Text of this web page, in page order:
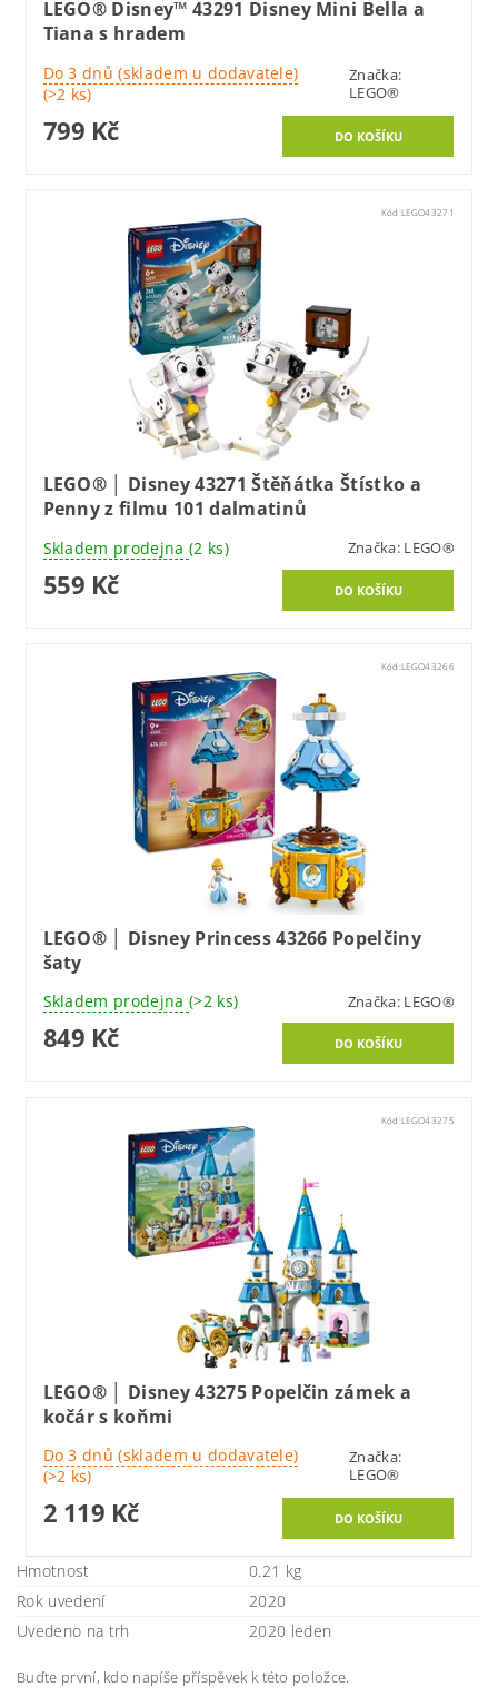
LEGO® Disney™ 43291 Disney Mini Bella a
Tiana s hradem
Do 3 dnů (skladem u dodavatele)
(>2 ks)
Značka:
LEGO®
799 Kč
Kód:LEGO43271
LEGO® │ Disney 43271 Štěňátka Štístko a
Penny z filmu 101 dalmatinů
Skladem prodejna (2 ks) Značka: LEGO®
559 Kč
Kód:LEGO43266
LEGO® │ Disney Princess 43266 Popelčiny
šaty
Skladem prodejna (>2 ks) Značka: LEGO®
849 Kč
Kód:LEGO43275
LEGO® │ Disney 43275 Popelčin zámek a
kočár s koňmi
Do 3 dnů (skladem u dodavatele)
(>2 ks)
Značka:
LEGO®
2 119 Kč
Hmotnost
0.21 kg
Rok uvedení
2020
Uvedeno na trh
2020 leden
Buďte první, kdo napíše příspěvek k této položce.